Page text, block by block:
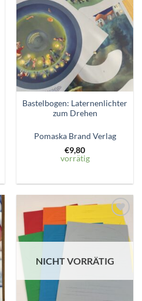
Zum
Wunschzettel
hinzufügen
Bastelbogen: Laternenlichter
zum Drehen
Pomaska Brand Verlag
€9,80
vorrätig
Zum
hinzufügen
NICHT VORRÄTIG